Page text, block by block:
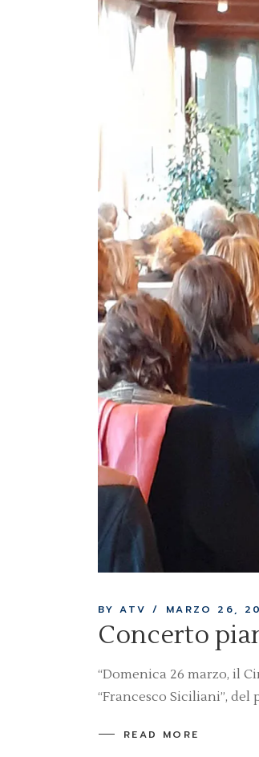
BY ATV MARZO 26,
Concerto
“Domenica 26 marzo, il
“Francesco Siciliani”,
READ MORE